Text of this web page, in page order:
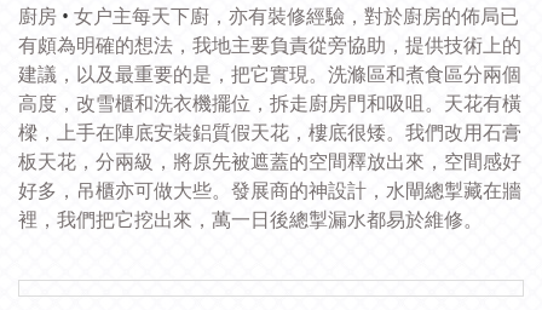
廚房 • 女户主每天下廚，亦有裝修經驗，對於廚房的佈局已
有頗為明確的想法，我地主要負責從旁協助，提供技術上的
建議，以及最重要的是，把它實現。 洗滌區和煮食區分兩個
高度，改雪櫃和洗衣機擺位，拆走廚房門和吸咀。 天花有橫
樑，上手在陣底安裝鋁質假天花，樓底很矮。我們改用石膏
板天花，分兩級，將原先被遮蓋的空間釋放出來，空間感好
好多，吊櫃亦可做大些。 發展商的神設計，水閘總掣藏在牆
裡，我們把它挖出來，萬一日後總掣漏水都易於維修。